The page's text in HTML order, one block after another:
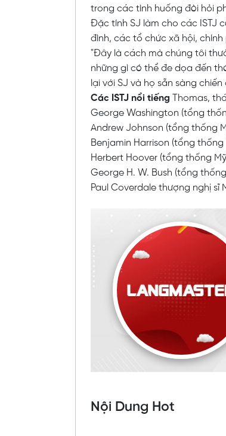
trong các tình huống đòi hỏi
Đặc tính SJ làm cho các ISTJ
đình, các tổ chức xã hội,
"Đây là cách mà chúng tôi
những gì có thể đe dọa đến
lại với SJ và họ sẵn sàng
Các ISTJ nổi tiếng Thomas,
George Washington (tổng
Andrew Johnson (tổng thống
Benjamin Harrison (tổng thống
Herbert Hoover (tổng thống
George H. W. Bush (tổng
Paul Coverdale thượng nghị sĩ
Nội Dung Hot